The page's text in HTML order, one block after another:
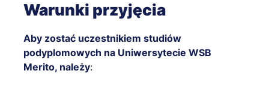
Warunki przyjęcia
Aby zostać uczestnikiem studiów
podyplomowych na Uniwersytecie WSB
Merito, należy: